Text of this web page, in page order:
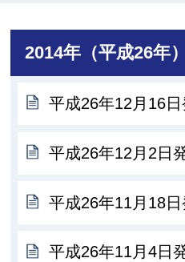
2014年（平成26年
平成26年12月16
平成26年12月2日
平成26年11月18
平成26年11月4日